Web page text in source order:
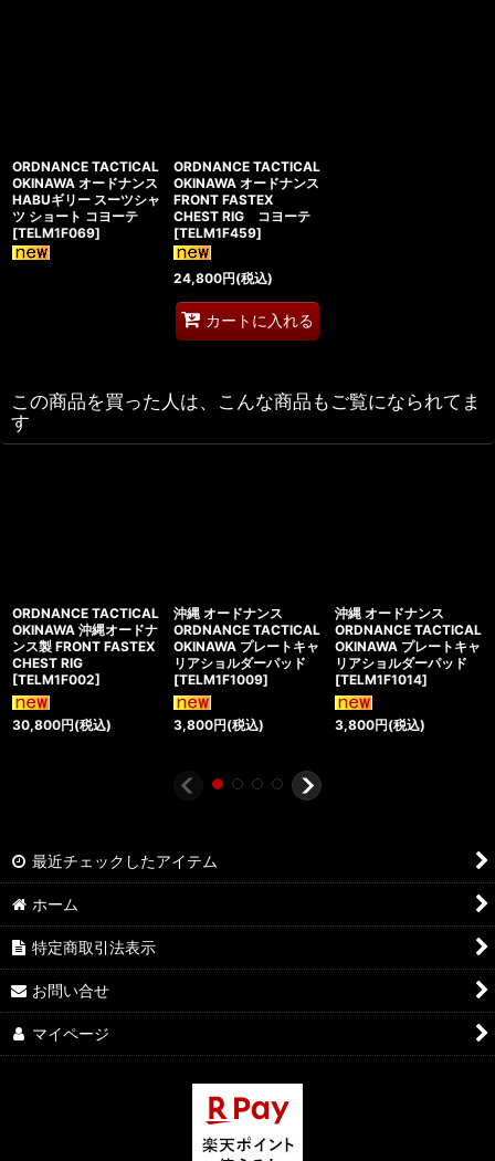
ORDNANCE TACTICAL
OKINAWA オードナンス
HABUギリー スーツシャ
ツ ショート コヨーテ
[TELM1F069]
ORDNANCE TACTICAL
OKINAWA オードナンス
FRONT FASTEX
CHEST RIG コヨーテ
[TELM1F459]
24,800円(税込)
カートに入れる
この商品を買った人は、こんな商品もご覧になられてま
す
ORDNANCE TACTICAL
OKINAWA 沖縄オードナ
ンス製 FRONT FASTEX
CHEST RIG
[TELM1F002]
30,800円(税込)
沖縄 オードナンス
ORDNANCE TACTICAL
OKINAWA プレートキャ
リアショルダーパッド
[TELM1F1009]
3,800円(税込)
沖縄 オードナンス
ORDNANCE TACTICAL
OKINAWA プレートキャ
リアショルダーパッド
[TELM1F1014]
3,800円(税込)
最近チェックしたアイテム
ホーム
特定商取引法表示
お問い合せ
マイページ